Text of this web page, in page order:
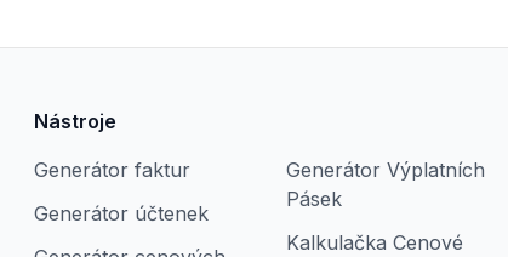
Nástroje
Generátor faktur
Generátor účtenek
Generátor Výplatních
Pásek
Kalkulačka Cenové